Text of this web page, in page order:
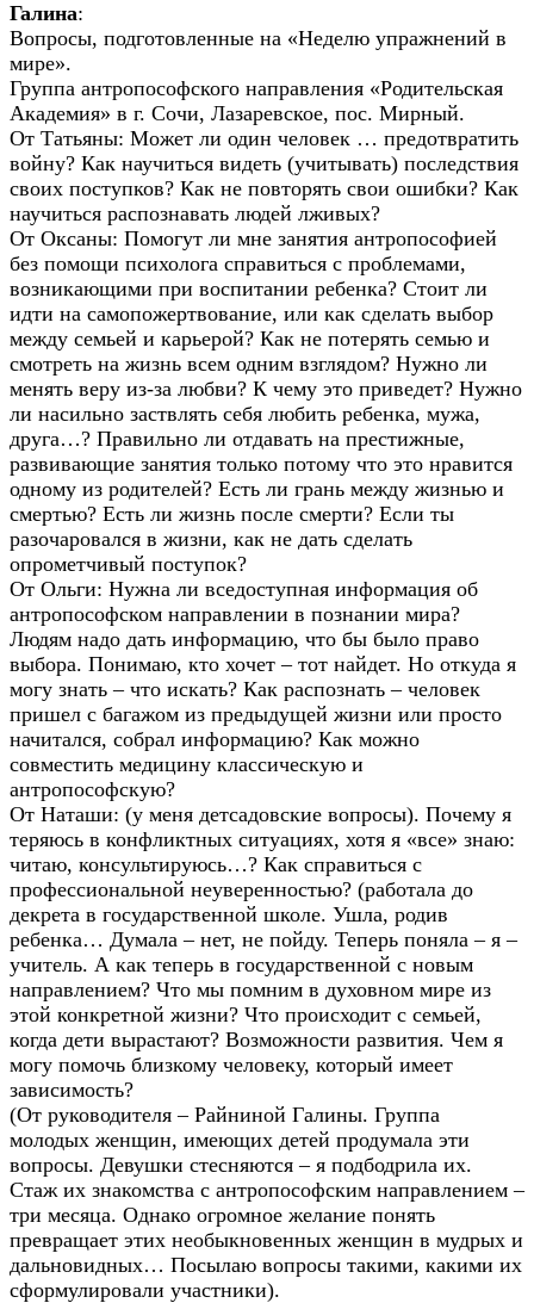
Галина:
Вопросы, подготовленные на «Неделю упражнений в
мире».
Группа антропософского направления «Родительская
Академия» в г. Сочи, Лазаревское, пос. Мирный.
От Татьяны: Может ли один человек … предотвратить
войну? Как научиться видеть (учитывать) последствия
своих поступков? Как не повторять свои ошибки? Как
научиться распознавать людей лживых?
От Оксаны: Помогут ли мне занятия антропософией
без помощи психолога справиться с проблемами,
возникающими при воспитании ребенка? Стоит ли
идти на самопожертвование, или как сделать выбор
между семьей и карьерой? Как не потерять семью и
смотреть на жизнь всем одним взглядом? Нужно ли
менять веру из-за любви? К чему это приведет? Нужно
ли насильно заствлять себя любить ребенка, мужа,
друга…? Правильно ли отдавать на престижные,
развивающие занятия только потому что это нравится
одному из родителей? Есть ли грань между жизнью и
смертью? Есть ли жизнь после смерти? Если ты
разочаровался в жизни, как не дать сделать
опрометчивый поступок?
От Ольги: Нужна ли вседоступная информация об
антропософском направлении в познании мира?
Людям надо дать информацию, что бы было право
выбора. Понимаю, кто хочет – тот найдет. Но откуда я
могу знать – что искать? Как распознать – человек
пришел с багажом из предыдущей жизни или просто
начитался, собрал информацию? Как можно
совместить медицину классическую и
антропософскую?
От Наташи: (у меня детсадовские вопросы). Почему я
теряюсь в конфликтных ситуациях, хотя я «все» знаю:
читаю, консультируюсь…? Как справиться с
профессиональной неуверенностью? (работала до
декрета в государственной школе. Ушла, родив
ребенка… Думала – нет, не пойду. Теперь поняла – я –
учитель. А как теперь в государственной с новым
направлением? Что мы помним в духовном мире из
этой конкретной жизни? Что происходит с семьей,
когда дети вырастают? Возможности развития. Чем я
могу помочь близкому человеку, который имеет
зависимость?
(От руководителя – Райниной Галины. Группа
молодых женщин, имеющих детей продумала эти
вопросы. Девушки стесняются – я подбодрила их.
Стаж их знакомства с антропософским направлением –
три месяца. Однако огромное желание понять
превращает этих необыкновенных женщин в мудрых и
дальновидных… Посылаю вопросы такими, какими их
сформулировали участники).